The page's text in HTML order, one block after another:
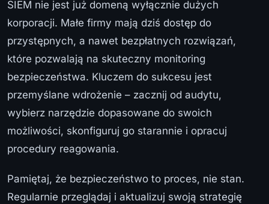
SIEM nie jest już domeną wyłącznie dużych
korporacji. Małe firmy mają dziś dostęp do
przystępnych, a nawet bezpłatnych rozwiązań,
które pozwalają na skuteczny monitoring
bezpieczeństwa. Kluczem do sukcesu jest
przemyślane wdrożenie – zacznij od audytu,
wybierz narzędzie dopasowane do swoich
możliwości, skonfiguruj go starannie i opracuj
procedury reagowania.
Pamiętaj, że bezpieczeństwo to proces, nie stan.
Regularnie przeglądaj i aktualizuj swoją strategię